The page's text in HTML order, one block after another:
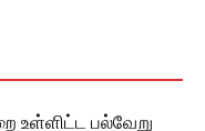
உள்ளிட்ட பல்வேறு